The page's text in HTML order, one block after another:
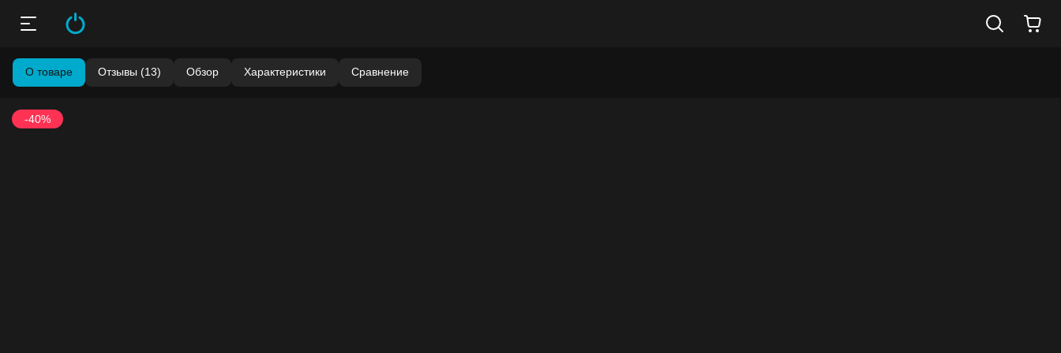
О товаре Отзывы (13) Обзор Характеристики Сравнение
-40%